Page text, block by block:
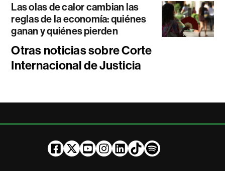
Las olas de calor cambian las
reglas de la economía: quiénes
ganan y quiénes pierden
Otras noticias sobre Corte
Internacional de Justicia